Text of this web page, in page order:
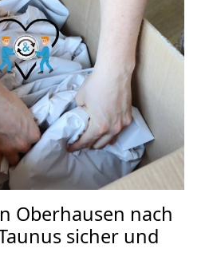
Oberhausen nach
sicher und